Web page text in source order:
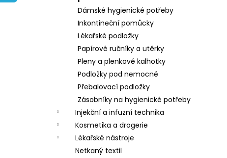
Dámské hygienické potřeby
Inkontineční pomůcky
Lékařské podložky
Papírové ručníky a utěrky
Pleny a plenkové kalhotky
Podložky pod nemocné
Přebalovací podložky
Zásobníky na hygienické potřeby
Injekční a infuzní technika
Kosmetika a drogerie
Lékařské nástroje
Netkaný textil